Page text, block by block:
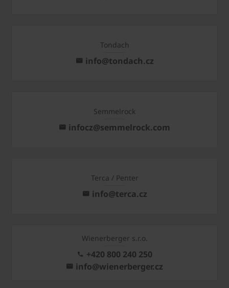
Tondach
info@tondach.cz
Semmelrock
infocz@semmelrock.com
Terca / Penter
info@terca.cz
Wienerberger s.r.o.
+420 800 240 250
info@wienerberger.cz